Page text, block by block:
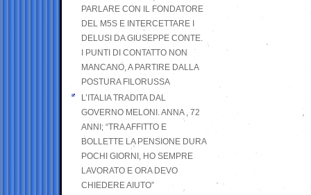
PARLARE CON IL FONDATORE
DEL M5S E INTERCETTARE I
DELUSI DA GIUSEPPE CONTE.
I PUNTI DI CONTATTO NON
MANCANO, A PARTIRE DALLA
POSTURA FILORUSSA
L’ITALIA TRADITA DAL
GOVERNO MELONI. ANNA , 72
ANNI; “TRA AFFITTO E
BOLLETTE LA PENSIONE DURA
POCHI GIORNI, HO SEMPRE
LAVORATO E ORA DEVO
CHIEDERE AIUTO”